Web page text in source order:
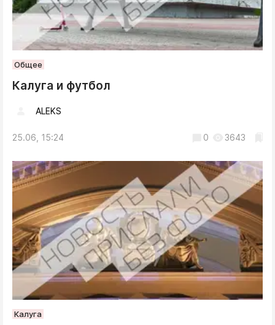
Общее
Калуга и футбол
ALEKS
25.06, 15:24 0 3643
Калуга